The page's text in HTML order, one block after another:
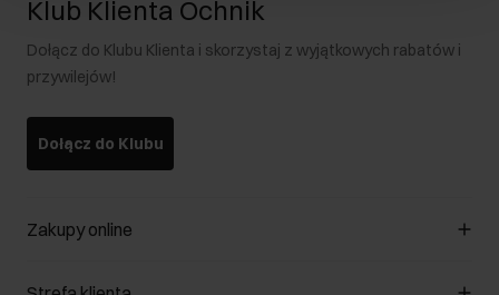
Klub Klienta Ochnik
Dołącz do Klubu Klienta i skorzystaj z wyjątkowych rabatów i
przywilejów!
Dołącz do Klubu
Zakupy online
Zarządzaj cookies